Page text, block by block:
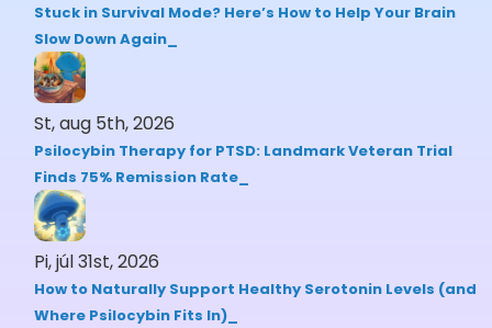
Stuck in Survival Mode? Here’s How to Help Your Brain
Slow Down Again
St, aug 5th, 2026
Psilocybin Therapy for PTSD: Landmark Veteran Trial
Finds 75% Remission Rate
Pi, júl 31st, 2026
How to Naturally Support Healthy Serotonin Levels (and
Where Psilocybin Fits In)